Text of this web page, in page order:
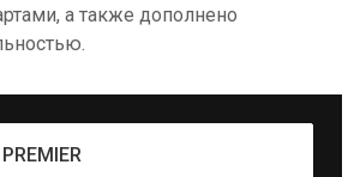
а также дополнено